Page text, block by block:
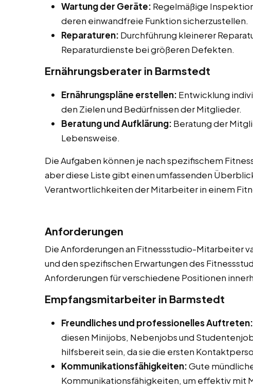
Wartung der Geräte: Regelmäßige
deren einwandfreie Funktion sicherzustellen.
Reparaturen: Durchführung kleinerer
Reparaturdienste bei größeren Defekten.
Ernährungsberater in Barmstedt
Ernährungspläne erstellen: Entwicklung
den Zielen und Bedürfnissen der Mitglieder.
Beratung und Aufklärung: Beratung der
Lebensweise.
Die Aufgaben können je nach spezifischem
aber diese Liste gibt einen umfassenden
Verantwortlichkeiten der Mitarbeiter in einem
Anforderungen
Die Anforderungen an Fitnessstudio-Mitarbeiter
und den spezifischen Erwartungen des
Anforderungen für verschiedene Positionen
Empfangsmitarbeiter in Barmstedt
Freundliches und professionelles Auftreten:
diesen Minijobs, Nebenjobs und
hilfsbereit sein, da sie die ersten
Kommunikationsfähigkeiten:Gute
Kommunikationsfähigkeiten, um effektiv mit